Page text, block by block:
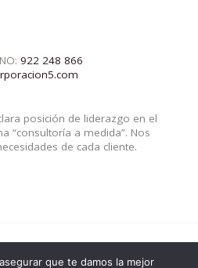
922 248 866
posición de liderazgo en el
“consultoría a medida”. Nos
de cada cliente.
que te damos la mejor